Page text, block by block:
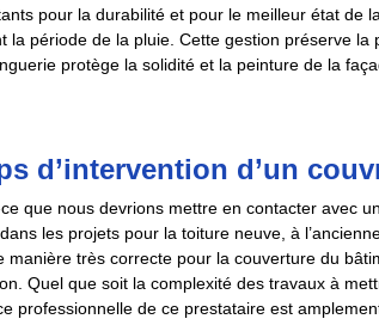
pour la durabilité et pour le meilleur état de
la période de la pluie. Cette gestion préserve
protège la solidité et la peinture de la
d’intervention d’un
que nous devrions mettre en contacter avec
les projets pour la toiture neuve, à
manière très correcte pour la couverture du
Quel que soit la complexité des travaux à
professionnelle de ce prestataire est